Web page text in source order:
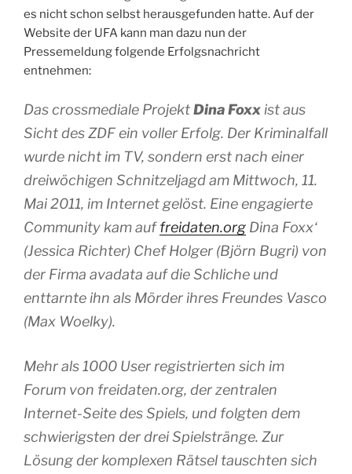
es nicht schon selbst herausgefunden hatte. Auf der
Website der UFA kann man dazu nun der
Pressemeldung folgende Erfolgsnachricht
entnehmen:
Das crossmediale ProjektDina Foxx ist aus
Sicht des ZDF ein voller Erfolg. Der Kriminalfall
wurde nicht im TV, sondern erst nach einer
dreiwöchigen Schnitzeljagd am Mittwoch, 11.
Mai 2011, im Internet gelöst. Eine engagierte
Community kam auffreidaten.org Dina Foxx‘
(Jessica Richter) Chef Holger (Björn Bugri) von
der Firma avadata auf die Schliche und
enttarnte ihn als Mörder ihres Freundes Vasco
(Max Woelky).
Mehr als 1000 User registrierten sich im
Forum von freidaten.org, der zentralen
Internet-Seite des Spiels, und folgten dem
schwierigsten der drei Spielstränge. Zur
Lösung der komplexen Rätsel tauschten sich